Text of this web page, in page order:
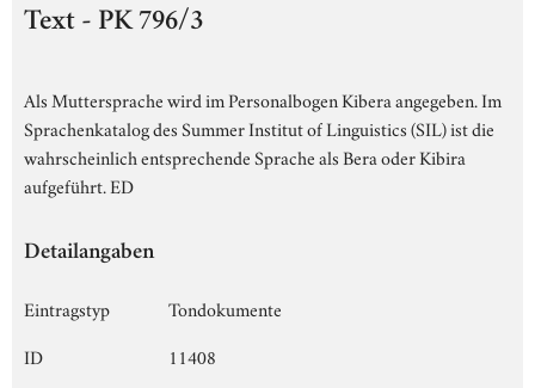
Text - PK 796/3
Als Muttersprache wird im Personalbogen Kibera angegeben. Im
Sprachenkatalog des Summer Institut of Linguistics (SIL) ist die
wahrscheinlich entsprechende Sprache als Bera oder Kibira
aufgeführt. ED
Detailangaben
Eintragstyp
Tondokumente
ID
11408